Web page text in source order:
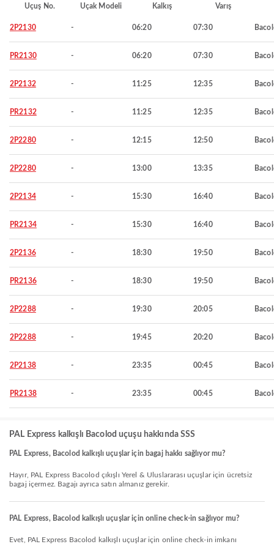
Uçuş No. Uçak Modeli Kalkış Varış
2P2130 - 06:20 07:30
PR2130 - 06:20 07:30
2P2132 - 11:25 12:35
PR2132 - 11:25 12:35
2P2280 - 12:15 12:50
2P2280 - 13:00 13:35
2P2134 - 15:30 16:40
PR2134 - 15:30 16:40
2P2136 - 18:30 19:50
PR2136 - 18:30 19:50
2P2288 - 19:30 20:05
2P2288 - 19:45 20:20
2P2138 - 23:35 00:45
PR2138 - 23:35 00:45
PAL Express kalkışlı Bacolod uçuşu hakkında SSS
PAL Express, Bacolod kalkışlı uçuşlar için bagaj hakkı sağlıyor mu?
Hayır, PAL Express Bacolod çıkışlı Yerel & Uluslararası uçuşlar için ücretsiz
bagaj içermez. Bagajı ayrıca satın almanız gerekir.
PAL Express, Bacolod kalkışlı uçuşlar için online check-in sağlıyor mu?
Evet, PAL Express Bacolod kalkışlı uçuşlar için online check-in imkanı